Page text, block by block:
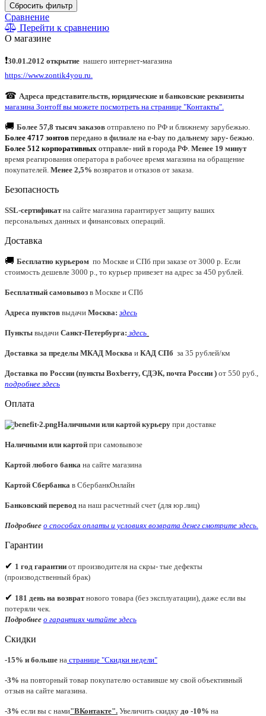
Сбросить фильтр
Сравнение
Перейти к сравнению
О магазине
❗30.01.2012 открытие нашего интернет-магазина
https://www.zontik4you.ru.
☎ Адреса представительств, юридические и банковские реквизиты
магазина Зонтoff вы можете посмотреть на странице "Контакты".
🚚 Более 57,8 тысяч заказов отправлено по РФ и ближнему зарубежью.
Более 4717 зонтов передано в филиале на e-bay по дальнему зару- бежью.
Более 512 корпоративных отправле- ний в города РФ. Менее 19 минут
время реагирования оператора в рабочее время магазина на обращение
покупателей. Менее 2,5% возвратов и отказов от заказа.
Безопасность
SSL-сертификатна сайте магазина гарантирует защиту ваших
персональных данных и финансовых операций.
Доставка
🚚 Бесплатно курьером по Москве и СПб при заказе от 3000 р. Если
стоимость дешевле 3000 р., то курьер привезет на адрес за 450 рублей.
Бесплатный самовывоз в Москве и СПб
Адреса пунктов выдачи Москва: здесь
Пункты выдачи Санкт-Петербурга: здесь
Доставка за пределы МКАД Москва и КАД СПб за 35 рублей/км
Доставка по России (пункты Boxberry, СДЭК, почта России ) от 550 руб.,
подробнее здесь
Оплата
Наличными или картой курьеру при доставке
Наличными или картой при самовывозе
Картой любого банка на сайте магазина
Картой Сбербанка в СбербанкОнлайн
Банковский перевод на наш расчетный счет (для юр.лиц)
Подробнее о способах оплаты и условиях возврата денег смотрите здесь.
Гарантии
✔ 1 год гарантии от производителя на скры- тые дефекты
(производственный брак)
✔ 181 день на возвратнового товара (без эксплуатации), даже если вы
потеряли чек.
Подробнее о гарантиях читайте здесь
Скидки
-15% и больше на странице "Скидки недели"
-3% на повторный товар покупателю оставивше му свой объективный
отзыв на сайте магазина.
-3% если вы с нами"ВКонтакте". Увеличить скидку до -10% на